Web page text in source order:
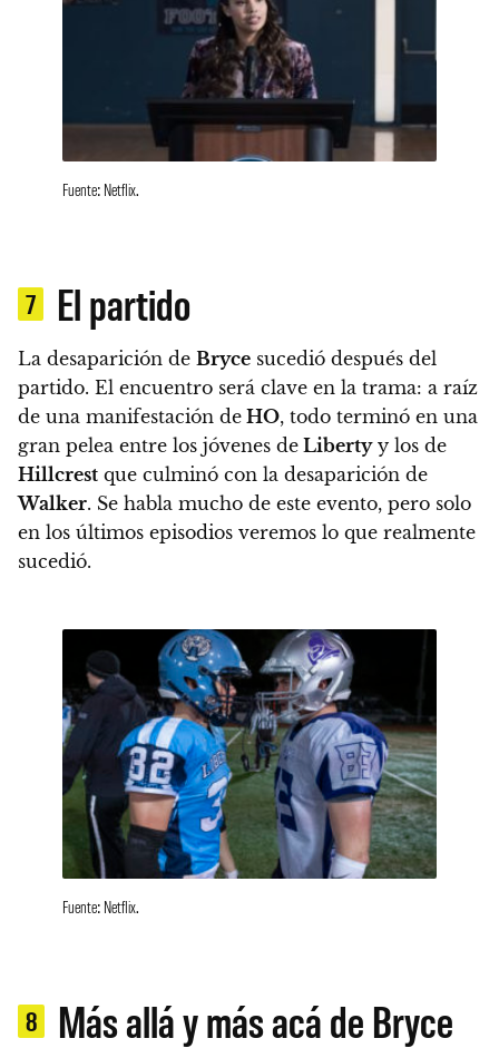
Fuente: Netflix.
7 El partido
La desaparición de Bryce sucedió después del
partido. El encuentro será clave en la trama: a raíz
de una manifestación de HO, todo terminó en una
gran pelea entre los jóvenes de Libertyy los de
Hillcrest que culminó con la desaparición de
Walker. Se habla mucho de este evento, pero solo
en los últimos episodios veremos lo que realmente
sucedió.
Fuente: Netflix.
8 Más allá y más acá de Bryce